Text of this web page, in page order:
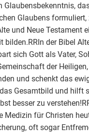
Glaubensbekenntnis,
Glaubens
und Neue Testament
bilden.RRIn der Bibel
sich Gott als Vater,
der
und schenkt das
Gesamtbild und hilft
besser zu
Medizin für Christen
oft sogar